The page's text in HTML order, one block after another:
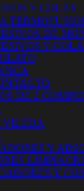
Y COLAS
DE
Y
DE 2
VILEDA
Y
Y